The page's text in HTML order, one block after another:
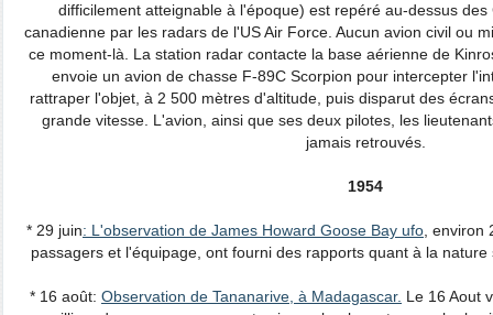
difficilement atteignable à l'époque) est repéré au-dessus
canadienne par les radars de l'US Air Force. Aucun avion civil ou
ce moment-là. La station radar contacte la base aérienne de
envoie un avion de chasse F-89C Scorpion pour intercepter
rattraper l'objet, à 2 500 mètres d'altitude, puis disparut des
grande vitesse. L'avion, ainsi que ses deux pilotes, les
jamais retrouvés.
1954
* 29 juin: L'observation de James Howard Goose Bay ufo ,
passagers et l'équipage, ont fourni des rapports quant à la
* 16 août: Observation de Tananarive, à Madagascar. Le 16 Aout